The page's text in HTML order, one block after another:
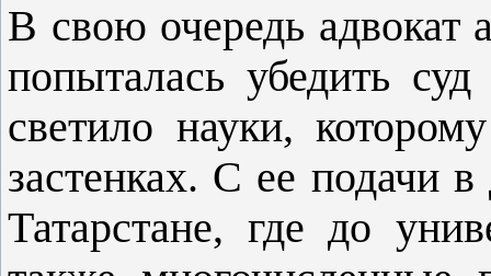
В свою очередь адвокат
попыталась убедить
светило науки,
застенках. С ее подачи
Татарстане, где до